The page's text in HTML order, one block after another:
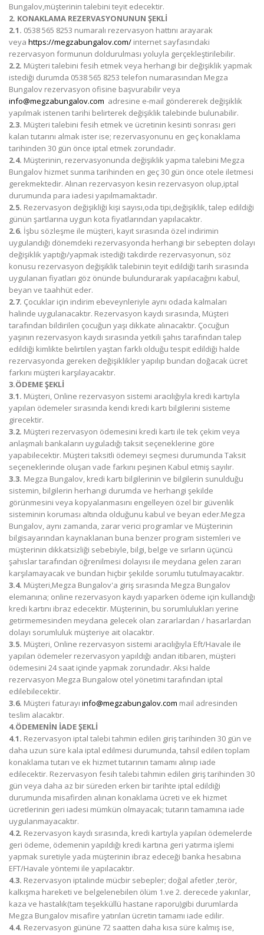
Bungalov,müşterinin talebini teyit edecektir.
2. KONAKLAMA REZERVASYONUNUN ŞEKLİ
2.1. 0538 565 8253 numaralı rezervasyon hattını arayarak
veya https://megzabungalov.com/ internet sayfasındaki
rezervasyon formunun doldurulması yoluyla gerçekleştirilebilir.
2.2. Müşteri talebini fesih etmek veya herhangi bir değişiklik yapmak
istediği durumda 0538 565 8253 telefon numarasından Megza
Bungalov rezervasyon ofisine başvurabilir veya
info@megzabungalov.com adresine e-mail göndererek değişiklik
yapılmak istenen tarihi belirterek değişiklik talebinde bulunabilir.
2.3. Müşteri talebini fesih etmek ve ücretinin kesinti sonrası geri
kalan tutarını almak ister ise; rezervasyonunu en geç konaklama
tarihinden 30 gün önce iptal etmek zorundadır.
2.4. Müşterinin, rezervasyonunda değişiklik yapma talebini Megza
Bungalov hizmet sunma tarihinden en geç 30 gün önce otele iletmesi
gerekmektedir. Alınan rezervasyon kesin rezervasyon olup,iptal
durumunda para iadesi yapılmamaktadır.
2.5. Rezervasyon değişikliği kişi sayısı,oda tipi,değişiklik, talep edildiği
günün şartlarına uygun kota fiyatlarından yapılacaktır.
2.6. İşbu sözleşme ile müşteri, kayıt sırasında özel indirimin
uygulandığı dönemdeki rezervasyonda herhangi bir sebepten dolayı
değişiklik yaptığı/yapmak istediği takdirde rezervasyonun, söz
konusu rezervasyon değişiklik talebinin teyit edildiği tarih sırasında
uygulanan fiyatları göz önünde bulundurarak yapılacağını kabul,
beyan ve taahhüt eder.
2.7. Çocuklar için indirim ebeveynleriyle aynı odada kalmaları
halinde uygulanacaktır. Rezervasyon kaydı sırasında, Müşteri
tarafından bildirilen çocuğun yaşı dikkate alınacaktır. Çocuğun
yaşının rezervasyon kaydı sırasında yetkili şahıs tarafından talep
edildiği kimlikte belirtilen yaştan farklı olduğu tespit edildiği halde
rezervasyonda gereken değişiklikler yapılıp bundan doğacak ücret
farkını müşteri karşılayacaktır.
3.ÖDEME ŞEKLİ
3.1. Müşteri, Online rezervasyon sistemi aracılığıyla kredi kartıyla
yapılan ödemeler sırasında kendi kredi kartı bilgilerini sisteme
girecektir.
3.2. Müşteri rezervasyon ödemesini kredi kartı ile tek çekim veya
anlaşmalı bankaların uyguladığı taksit seçeneklerine göre
yapabilecektir. Müşteri taksitli ödemeyi seçmesi durumunda Taksit
seçeneklerinde oluşan vade farkını peşinen Kabul etmiş sayılır.
3.3. Megza Bungalov, kredi kartı bilgilerinin ve bilgilerin sunulduğu
sistemin, bilgilerin herhangi durumda ve herhangi şekilde
görünmesini veya kopyalanmasını engelleyen özel bir güvenlik
sisteminin koruması altında olduğunu kabul ve beyan eder.Megza
Bungalov, aynı zamanda, zarar verici programlar ve Müşterinin
bilgisayarından kaynaklanan buna benzer program sistemleri ve
müşterinin dikkatsizliği sebebiyle, bilgi, belge ve sırların üçüncü
şahıslar tarafından öğrenilmesi dolayısı ile meydana gelen zararı
karşılamayacak ve bundan hiçbir şekilde sorumlu tutulmayacaktır.
3.4. Müşteri,Megza Bungalov'a giriş sırasında Megza Bungalov
elemanına; online rezervasyon kaydı yaparken ödeme için kullandığı
kredi kartını ibraz edecektir. Müşterinin, bu sorumlulukları yerine
getirmemesinden meydana gelecek olan zararlardan / hasarlardan
dolayı sorumluluk müşteriye ait olacaktır.
3.5. Müşteri, Online rezervasyon sistemi aracılığıyla Eft/Havale ile
yapılan ödemeler rezervasyon yapıldığı andan itibaren, müşteri
ödemesini 24 saat içinde yapmak zorundadır. Aksi halde
rezervasyon Megza Bungalow otel yönetimi tarafından iptal
edilebilecektir.
3.6. Müşteri faturayı info@megzabungalov.com mail adresinden
teslim alacaktır.
4.ÖDEMENİN İADE ŞEKLİ
4.1. Rezervasyon iptal talebi tahmin edilen giriş tarihinden 30 gün ve
daha uzun süre kala iptal edilmesi durumunda, tahsil edilen toplam
konaklama tutarı ve ek hizmet tutarının tamamı alınıp iade
edilecektir. Rezervasyon fesih talebi tahmin edilen giriş tarihinden 30
gün veya daha az bir süreden erken bir tarihte iptal edildiği
durumunda misafirden alınan konaklama ücreti ve ek hizmet
ücretlerinin geri iadesi mümkün olmayacak; tutarın tamamına iade
uygulanmayacaktır.
4.2. Rezervasyon kaydı sırasında, kredi kartıyla yapılan ödemelerde
geri ödeme, ödemenin yapıldığı kredi kartına geri yatırma işlemi
yapmak suretiyle yada müşterinin ibraz edeceği banka hesabına
EFT/Havale yöntemi ile yapılacaktır.
4.3. Rezervasyon iptalinde mücbir sebepler; doğal afetler ,terör,
kalkışma hareketi ve belgelenebilen ölüm 1.ve 2. derecede yakınlar,
kaza ve hastalık(tam teşekküllü hastane raporu)gibi durumlarda
Megza Bungalov misafire yatırılan ücretin tamamı iade edilir.
4.4. Rezervasyon gününe 72 saatten daha kısa süre kalmış ise,